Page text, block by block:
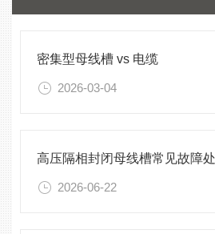
密集型母线槽 vs 电缆
2026-03-04
2026-06-22